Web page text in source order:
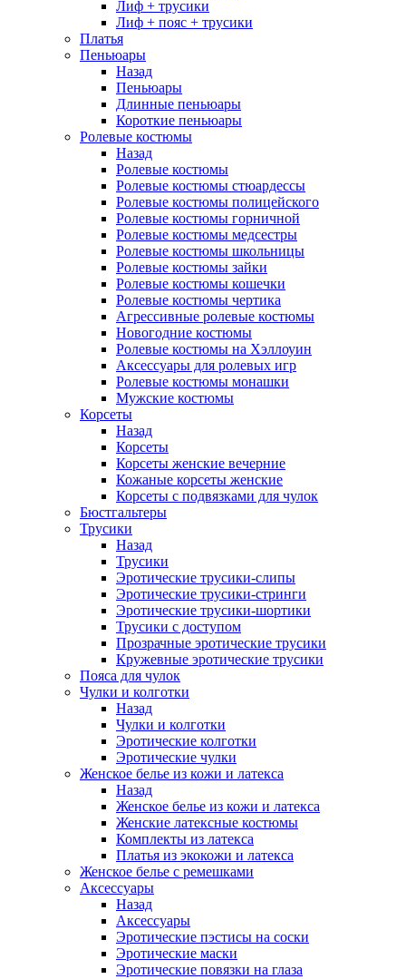
Лиф + трусики
Лиф + пояс + трусики
Платья
Пеньюары
Назад
Пеньюары
Длинные пеньюары
Короткие пеньюары
Ролевые костюмы
Назад
Ролевые костюмы
Ролевые костюмы стюардессы
Ролевые костюмы полицейского
Ролевые костюмы горничной
Ролевые костюмы медсестры
Ролевые костюмы школьницы
Ролевые костюмы зайки
Ролевые костюмы кошечки
Ролевые костюмы чертика
Агрессивные ролевые костюмы
Новогодние костюмы
Ролевые костюмы на Хэллоуин
Аксессуары для ролевых игр
Ролевые костюмы монашки
Мужские костюмы
Корсеты
Назад
Корсеты
Корсеты женские вечерние
Кожаные корсеты женские
Корсеты с подвязками для чулок
Бюстгальтеры
Трусики
Назад
Трусики
Эротические трусики-слипы
Эротические трусики-стринги
Эротические трусики-шортики
Трусики с доступом
Прозрачные эротические трусики
Кружевные эротические трусики
Пояса для чулок
Чулки и колготки
Назад
Чулки и колготки
Эротические колготки
Эротические чулки
Женское белье из кожи и латекса
Назад
Женское белье из кожи и латекса
Женские латексные костюмы
Комплекты из латекса
Платья из экокожи и латекса
Женское белье с ремешками
Аксессуары
Назад
Аксессуары
Эротические пэстисы на соски
Эротические маски
Эротические повязки на глаза